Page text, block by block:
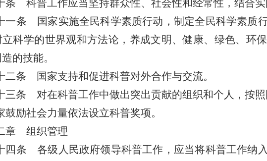
条 科普工作应当坚持群众性、社会性和经常性，结合实
一条 国家实施全民科学素质行动，制定全民科学素质
科学的世界观和方法论，养成文明、健康、绿色、环
的技能。
二条 国家支持和促进科普对外合作与交流。
三条 对在科普工作中做出突出贡献的组织和个人，按照
鼓励社会力量依法设立科普奖项。
章 组织管理
四条 各级人民政府领导科普工作，应当将科普工作纳